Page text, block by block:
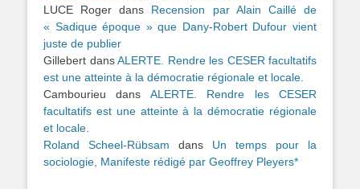
LUCE Roger dans Recension par Alain Caillé de
« Sadique époque » que Dany-Robert Dufour vient
juste de publier
Gillebert dansALERTE. Rendre les CESER facultatifs
est une atteinte à la démocratie régionale et locale.
Cambourieu dans ALERTE. Rendre les CESER
facultatifs est une atteinte à la démocratie régionale
et locale.
Roland Scheel-Rübsam dans Un temps pour la
sociologie, Manifeste rédigé par Geoffrey Pleyers*